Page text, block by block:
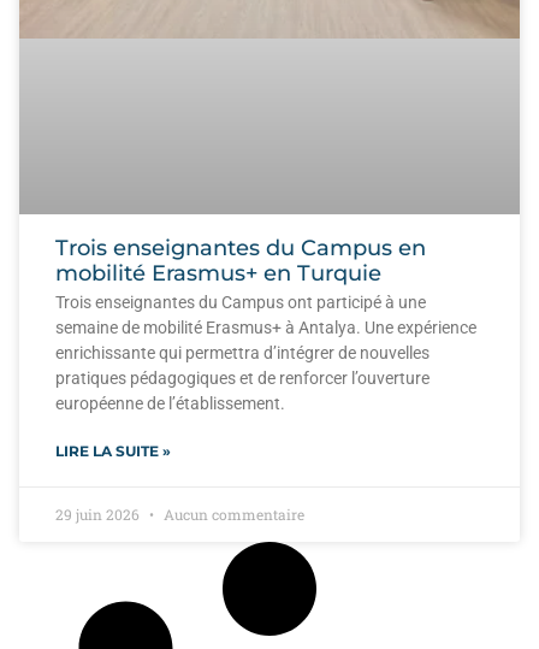
Trois enseignantes du Campus en
mobilité Erasmus+ en Turquie
Trois enseignantes du Campus ont participé à une
semaine de mobilité Erasmus+ à Antalya. Une expérience
enrichissante qui permettra d’intégrer de nouvelles
pratiques pédagogiques et de renforcer l’ouverture
européenne de l’établissement.
LIRE LA SUITE »
29 juin 2026 Aucun commentaire